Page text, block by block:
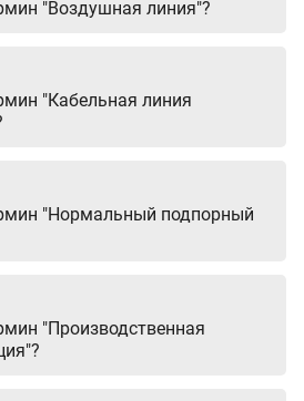
"Воздушная линия"?
"Кабельная линия
"Нормальный подпорный
"Производственная